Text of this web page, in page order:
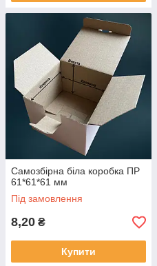
Самозбірна біла коробка ПР
61*61*61 мм
Під замовлення
8,20 ₴
Купити